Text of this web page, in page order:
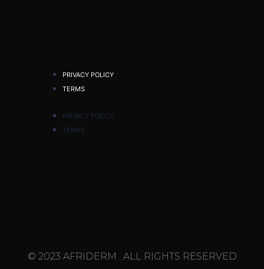
PRIVACY POLICY
TERMS
PRIVACY POLICY
TERMS
© 2023 AFRIDERM . ALL RIGHTS RESERVED